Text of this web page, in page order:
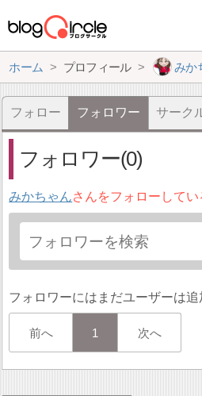
ホーム プロフィール みか
フォロー フォロワー サーク
フォロワー(0)
みかちゃんさんをフォローしてい
フォロワーにはまだユーザーは追
前へ 1 次へ